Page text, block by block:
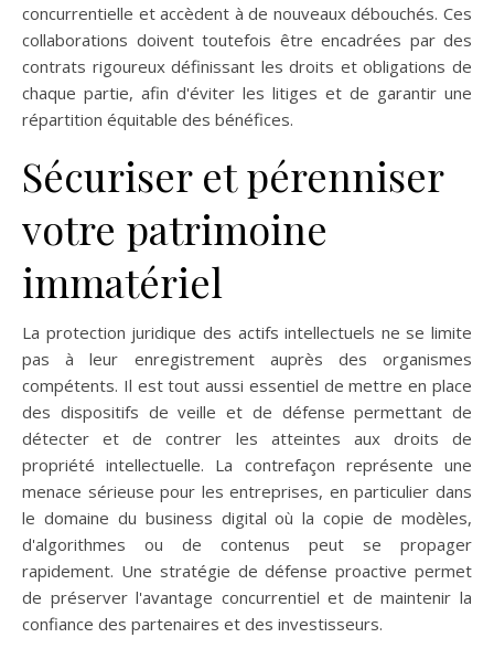
concurrentielle et accèdent à de nouveaux débouchés. Ces
collaborations doivent toutefois être encadrées par des
contrats rigoureux définissant les droits et obligations de
chaque partie, afin d'éviter les litiges et de garantir une
répartition équitable des bénéfices.
Sécuriser et pérenniser
votre patrimoine
immatériel
La protection juridique des actifs intellectuels ne se limite
pas à leur enregistrement auprès des organismes
compétents. Il est tout aussi essentiel de mettre en place
des dispositifs de veille et de défense permettant de
détecter et de contrer les atteintes aux droits de
propriété intellectuelle. La contrefaçon représente une
menace sérieuse pour les entreprises, en particulier dans
le domaine du business digital où la copie de modèles,
d'algorithmes ou de contenus peut se propager
rapidement. Une stratégie de défense proactive permet
de préserver l'avantage concurrentiel et de maintenir la
confiance des partenaires et des investisseurs.